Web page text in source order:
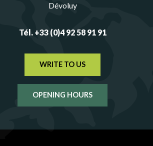
Dévoluy
Tél. +33 (0)4 92 58 91 91
WRITE TO US
OPENING HOURS